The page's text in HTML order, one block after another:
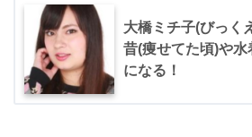
大橋ミチ子(びっく
昔(痩せてた頃)や
になる！